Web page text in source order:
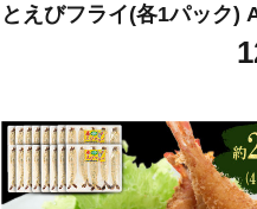
とえびフライ(各1パック)